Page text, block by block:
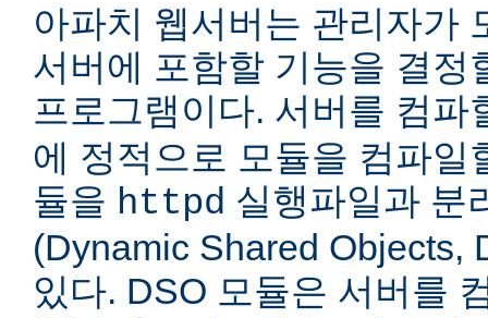
아파치 웹서버는 관리자가
서버에 포함할 기능을 결정
프로그램이다. 서버를 컴파
에 정적으로 모듈을 컴파일
듈을 httpd 실행파일과 분
(Dynamic Shared Objects,
있다. DSO 모듈은 서버를